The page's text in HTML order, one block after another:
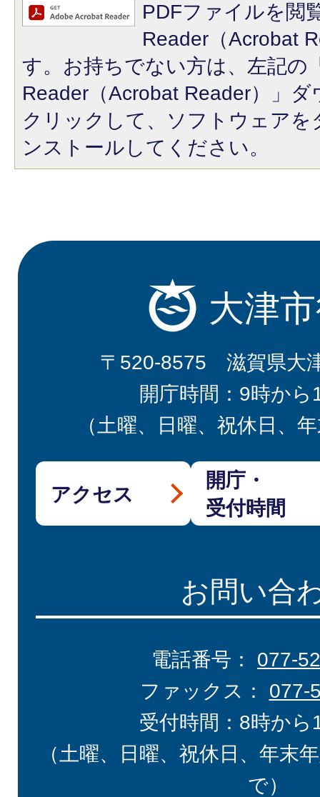
PDFファイルを閲
Reader（Acrobat
す。お持ちでない方は、左記の
Reader（Acrobat Reader）」
クリックして、ソフトウェア
ンストールしてください。
大津
〒520-8575 滋賀県大
開庁時間：9時から
（土曜、日曜、祝休日、
アクセス
開庁・
受付時間
お問い合
電話番号： 077-
ファックス： 077-
受付時間：8時から
（土曜、日曜、祝休日、年末
で）